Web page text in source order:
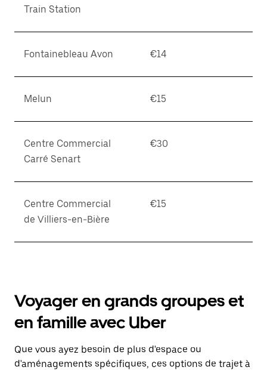
Train Station
Fontainebleau Avon €14
Melun €15
Centre Commercial
Carré Senart
€30
Centre Commercial
de Villiers-en-Bière
€15
Voyager en grands groupes et
en famille avec Uber
Que vous ayez besoin de plus d'espace ou
d'aménagements spécifiques, ces options de trajet à